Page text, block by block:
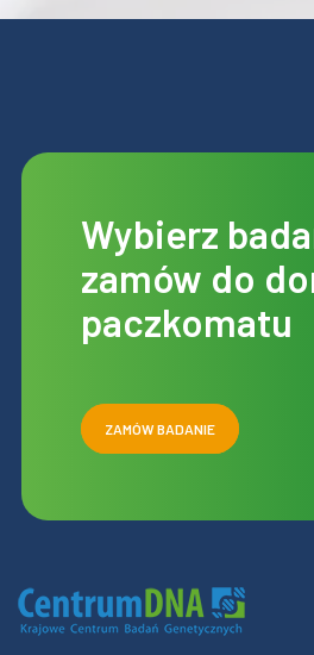
Wybierz
zamów do
paczkomatu
ZAMÓW BADANIE